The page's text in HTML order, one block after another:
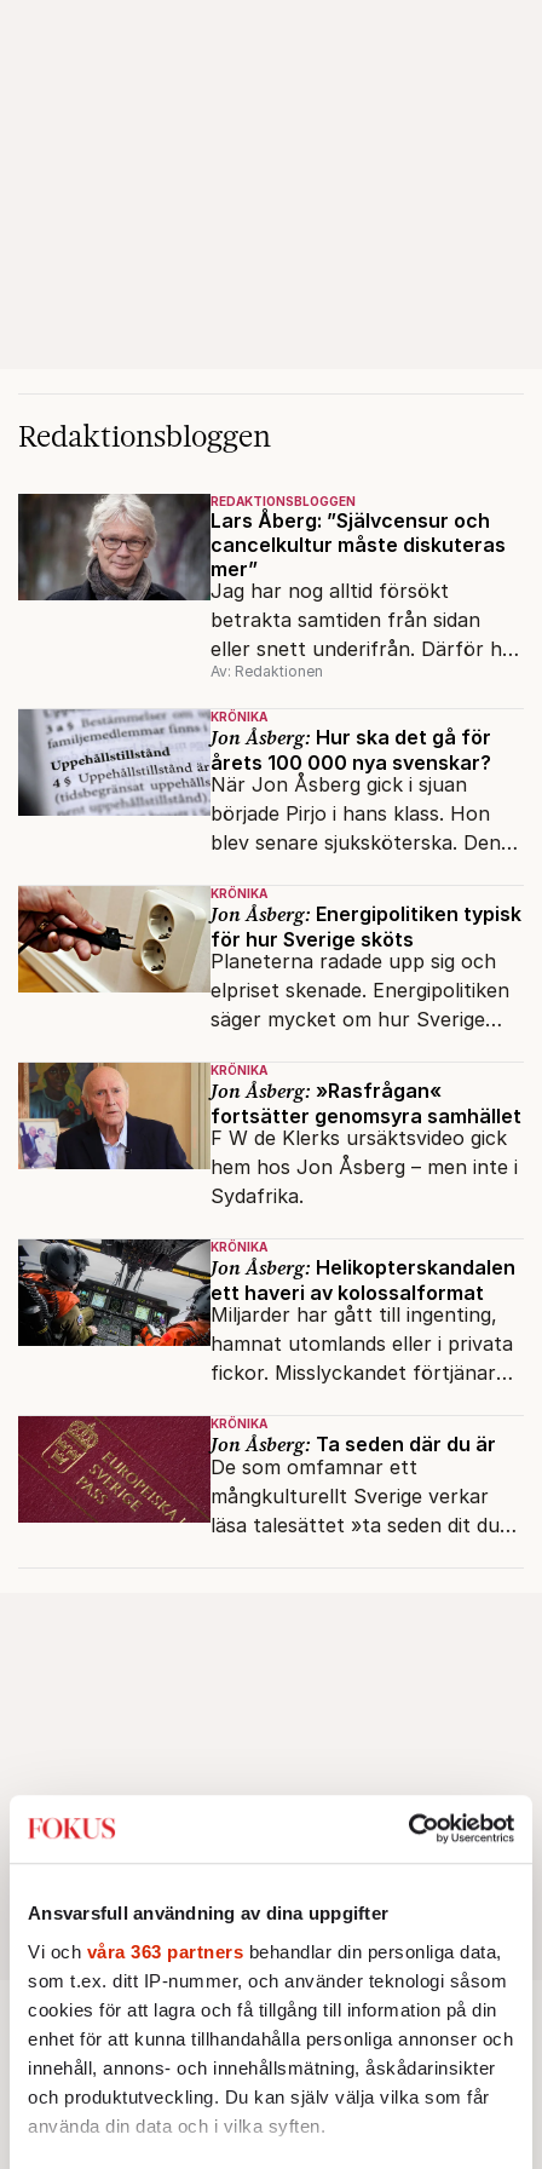
Ansvarsfull användning av dina uppgifter
Vi och våra 363 partners behandlar din personliga data,
som t.ex. ditt IP-nummer, och använder teknologi såsom
cookies för att lagra och få tillgång till information på din
enhet för att kunna tillhandahålla personliga annonser och
innehåll, annons- och innehållsmätning, åskådarinsikter
och produktutveckling. Du kan själv välja vilka som får
använda din data och i vilka syften.
Redaktionsbloggen
REDAKTIONSBLOGGEN
Lars Åberg: ”Självcensur och
cancelkultur måste diskuteras
mer”
Jag har nog alltid försökt
betrakta samtiden från sidan
eller snett underifrån. Därför har
mina reportage ofta handlat om
minoriteter och
värderingskonflikter, säger Lars
Åberg, ny krönikör på Fokus.
Av: Redaktionen
KRÖNIKA
Jon Åsberg: Hur ska det gå för
årets 100 000 nya svenskar?
När Jon Åsberg gick i sjuan
började Pirjo i hans klass. Hon
blev senare sjuksköterska. Den
för många av dagens nya
svenskar.
KRÖNIKA
Jon Åsberg: Energipolitiken typisk
för hur Sverige sköts
Planeterna radade upp sig och
elpriset skenade. Energipolitiken
säger mycket om hur Sverige
KRÖNIKA
Jon Åsberg: »Rasfrågan«
fortsätter genomsyra samhället
F W de Klerks ursäktsvideo gick
hem hos Jon Åsberg – men inte i
Sydafrika.
KRÖNIKA
Jon Åsberg: Helikopterskandalen
ett haveri av kolossalformat
Miljarder har gått till ingenting,
hamnat utomlands eller i privata
fickor. Misslyckandet förtjänar
KRÖNIKA
Jon Åsberg: Ta seden där du är
De som omfamnar ett
mångkulturellt Sverige verkar
läsa talesättet »ta seden dit du
REDAKTIONSBLOGGEN
Lars Åberg: ”Självcensur och
cancelkultur måste diskuteras